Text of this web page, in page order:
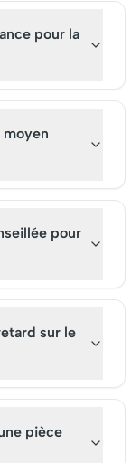
pour la
pour
sur le
pièce